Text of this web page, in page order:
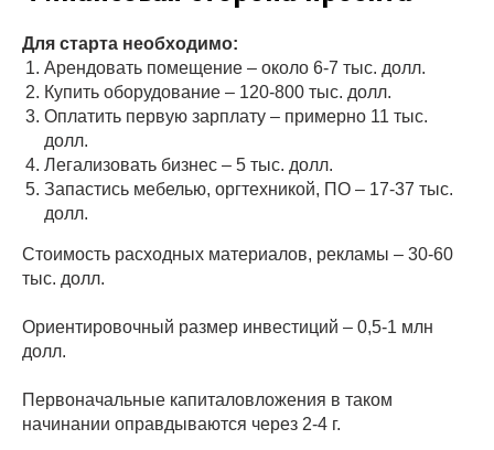
Для старта необходимо:
Арендовать помещение – около 6-7 тыс. долл.
Купить оборудование – 120-800 тыс. долл.
Оплатить первую зарплату – примерно 11 тыс.
долл.
Легализовать бизнес – 5 тыс. долл.
Запастись мебелью, оргтехникой, ПО – 17-37 тыс.
долл.
Стоимость расходных материалов, рекламы – 30-60
тыс. долл.
Ориентировочный размер инвестиций – 0,5-1 млн
долл.
Первоначальные капиталовложения в таком
начинании оправдываются через 2-4 г.